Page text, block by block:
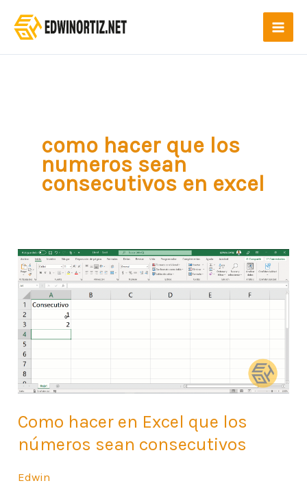
como hacer que los
numeros sean
consecutivos en excel
Como hacer en Excel que los
números sean consecutivos
Edwin
Como
hacer
en
Excel
que
los
números
sean